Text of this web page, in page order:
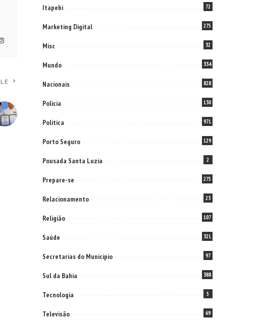
Itapebi 72
Marketing Digital 275
Misc 32
Mundo 334
Nacionais 828
Policia 130
Politica 971
Porto Seguro 129
Pousada Santa Luzia 2
Prepare-se 275
Relacionamento 23
Religião 107
Saúde 321
Secretarias do Municipio 97
Sul da Bahia 388
Tecnologia 5
Televisão 69